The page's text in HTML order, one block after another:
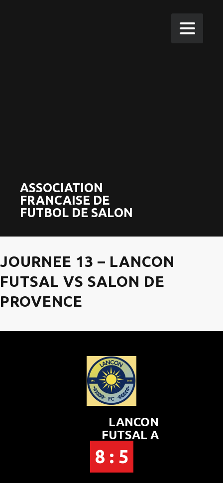
ASSOCIATION
FRANCAISE DE
FUTBOL DE SALON
JOURNEE 13 – LANCON
FUTSAL VS SALON DE
PROVENCE
LANCON
FUTSAL A
8 : 5